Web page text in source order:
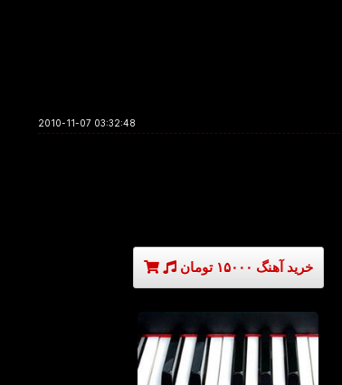
2010-11-07 03:32:48
خرید آهنگ ۱۵۰۰۰ تومان